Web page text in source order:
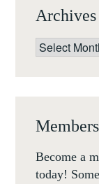
Archives
Archives
Become a
today!